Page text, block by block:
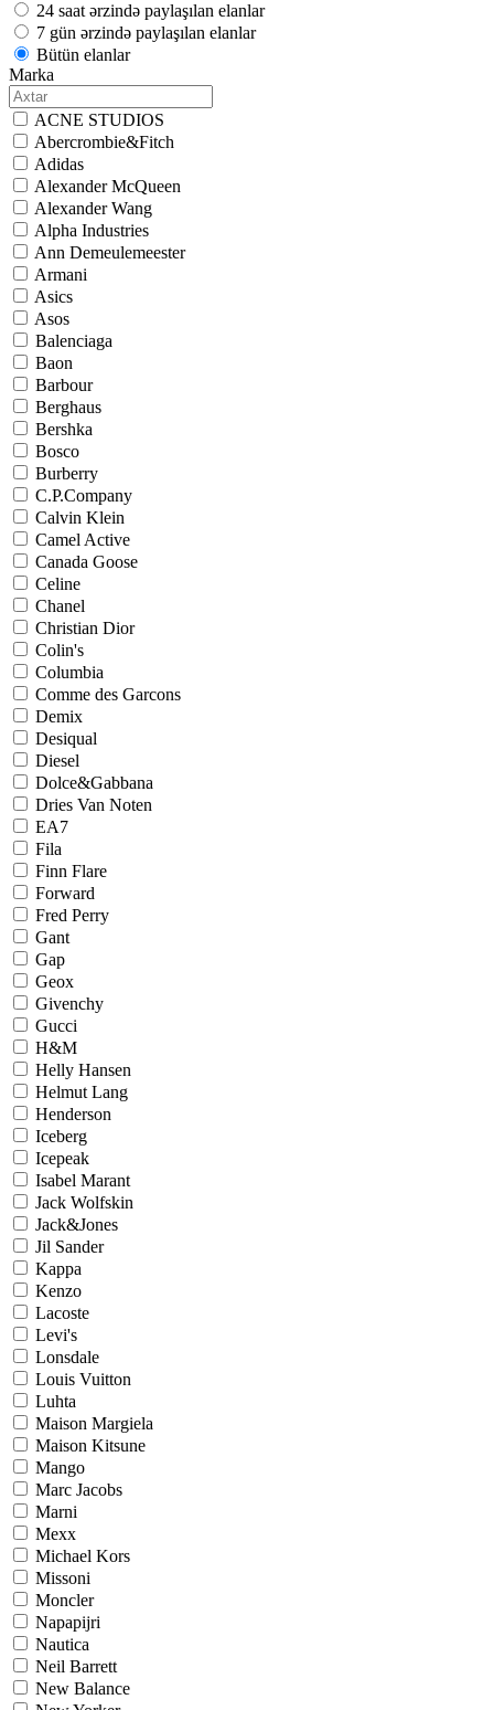
24 saat ərzində paylaşılan elanlar
7 gün ərzində paylaşılan elanlar
Bütün elanlar
Marka
ACNE STUDIOS
Abercrombie&Fitch
Adidas
Alexander McQueen
Alexander Wang
Alpha Industries
Ann Demeulemeester
Armani
Asics
Asos
Balenciaga
Baon
Barbour
Berghaus
Bershka
Bosco
Burberry
C.P.Company
Calvin Klein
Camel Active
Canada Goose
Celine
Chanel
Christian Dior
Colin's
Columbia
Comme des Garcons
Demix
Desiqual
Diesel
Dolce&Gabbana
Dries Van Noten
EA7
Fila
Finn Flare
Forward
Fred Perry
Gant
Gap
Geox
Givenchy
Gucci
H&M
Helly Hansen
Helmut Lang
Henderson
Iceberg
Icepeak
Isabel Marant
Jack Wolfskin
Jack&Jones
Jil Sander
Kappa
Kenzo
Lacoste
Levi's
Lonsdale
Louis Vuitton
Luhta
Maison Margiela
Maison Kitsune
Mango
Marc Jacobs
Marni
Mexx
Michael Kors
Missoni
Moncler
Napapijri
Nautica
Neil Barrett
New Balance